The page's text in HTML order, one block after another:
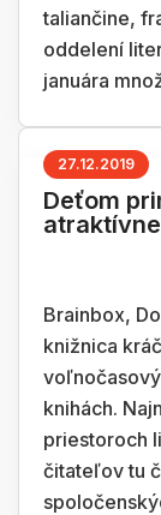
taliančine,
oddelení
januára
27.12.2019
Deťom
Brainbox,
knižnica
knihách.
priestoroch
čitateľov tu